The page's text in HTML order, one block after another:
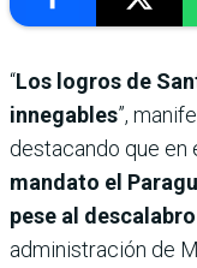
“Los logros de
innegables”,
destacando que en
mandato el
pese al descalabro
administración de